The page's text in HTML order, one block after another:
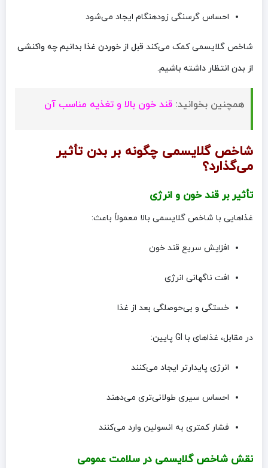
احساس گرسنگی زودهنگام ایجاد می‌شود
شاخص گلایسمی کمک می‌کند قبل از خوردن غذا بدانیم چه واکنشی
از بدن انتظار داشته باشیم.
همچنین بخوانید: قند خون بالا و تغذیه مناسب آن
شاخص گلایسمی چگونه بر بدن تأثیر
می‌گذارد؟
تأثیر بر قند خون و انرژی
غذاهایی با شاخص گلایسمی بالا معمولاً باعث:
افزایش سریع قند خون
افت ناگهانی انرژی
خستگی و بی‌حوصلگی بعد از غذا
در مقابل، غذاهای با GI پایین:
انرژی پایدارتر ایجاد می‌کنند
احساس سیری طولانی‌تری می‌دهند
فشار کمتری به انسولین وارد می‌کنند
نقش شاخص گلایسمی در سلامت عمومی